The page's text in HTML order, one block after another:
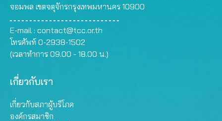
จอมพล เขตจตุจักรกรุงเทพมหานคร 10900
E-mail : contact@tcc.or.th
โทรศัพท์ 0-2938-1502
(เวลาทำการ 09.00 - 18.00 น.)
เกี่ยวกับเรา
เกี่ยวกับสภาผู้บริโภค
องค์กรสมาชิก